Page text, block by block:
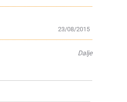
23/08/2015
Dalje